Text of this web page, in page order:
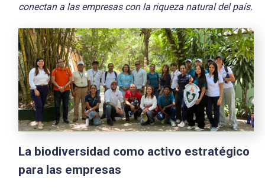
conectan a las empresas con la riqueza natural del país.
La biodiversidad como activo estratégico
para las empresas